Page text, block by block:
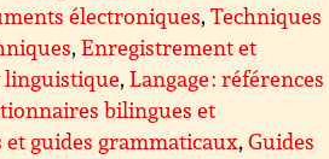
électroniques,Techniques
,Enregistrement et
linguistique,Langage : références
bilingues et
et guides grammaticaux,Guides